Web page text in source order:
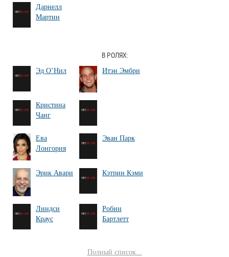
Дарнелл
Мартин
В РОЛЯХ:
Эд О’Нил Итэн Эмбри
Кристина
Чанг
Ева
Лонгория
Эван Парк
Эрик Авари Кэтрин Кэми
Линдси
Краус
Робин
Бартлетт
Полный список...